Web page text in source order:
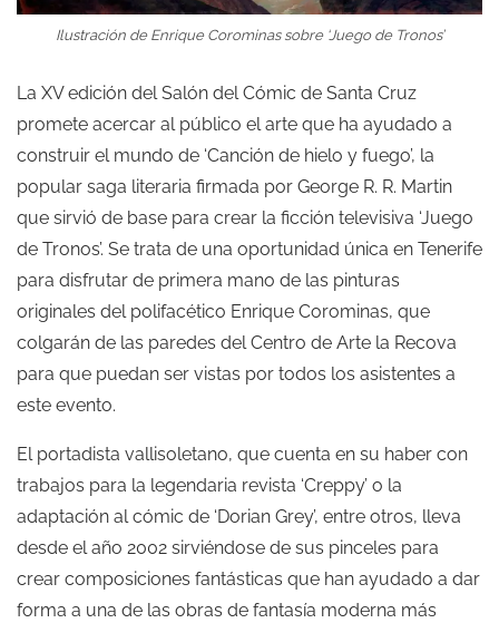
Ilustración de Enrique Corominas sobre ‘Juego de Tronos’
La XV edición del Salón del Cómic de Santa Cruz
promete acercar al público el arte que ha ayudado a
construir el mundo de ‘Canción de hielo y fuego’, la
popular saga literaria firmada por George R. R. Martin
que sirvió de base para crear la ficción televisiva ‘Juego
de Tronos’. Se trata de una oportunidad única en Tenerife
para disfrutar de primera mano de las pinturas
originales del polifacético Enrique Corominas, que
colgarán de las paredes del Centro de Arte la Recova
para que puedan ser vistas por todos los asistentes a
este evento.
El portadista vallisoletano, que cuenta en su haber con
trabajos para la legendaria revista ‘Creppy’ o la
adaptación al cómic de ‘Dorian Grey’, entre otros, lleva
desde el año 2002 sirviéndose de sus pinceles para
crear composiciones fantásticas que han ayudado a dar
forma a una de las obras de fantasía moderna más